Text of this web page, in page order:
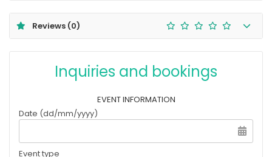
Reviews (0)
Inquiries and bookings
EVENT INFORMATION
Date (dd/mm/yyyy)
Event type